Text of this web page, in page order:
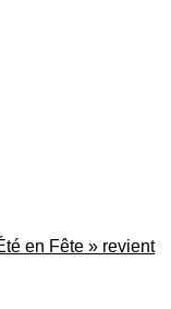
en Fête » revient